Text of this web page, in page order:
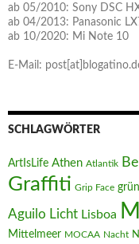
ab 05/2010: Sony DSC
ab 04/2013: Panasonic
ab 10/2020: Mi Note 10
E-Mail:
SCHLAGWÖRTER
ArtIsLife Athen Atlantik
Graffiti Grip Face grün
Aguilo Licht Lisboa
Mittelmeer MOCAA Nacht